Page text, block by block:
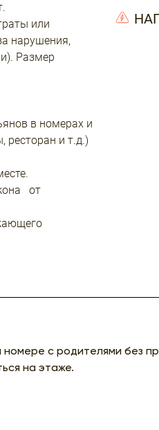
или
нарушения,
Размер
в номерах и
ресторан и т.д.)
от
с родителями без
на этаже.